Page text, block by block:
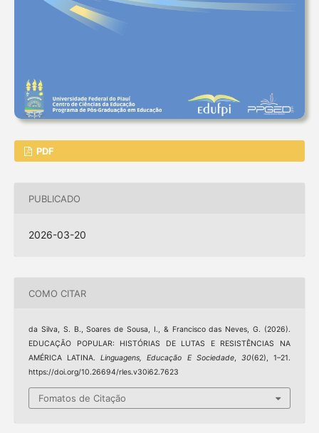
PDF
PUBLICADO
2026-03-20
COMO CITAR
da Silva, S. B., Soares de Sousa, I., & Francisco das Neves, G. (2026).
EDUCAÇÃO POPULAR: HISTÓRIAS DE LUTAS E RESISTÊNCIAS NA
AMÉRICA LATINA.Linguagens, Educação E Sociedade, 30(62), 1–21.
https://doi.org/10.26694/rles.v30i62.7623
Fomatos de Citação